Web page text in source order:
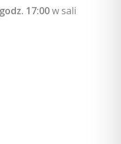
17:00w sali